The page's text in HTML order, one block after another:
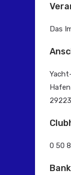
Das
Hafen
0 50